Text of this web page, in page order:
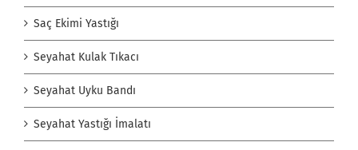
Saç Ekimi Yastığı
Seyahat Kulak Tıkacı
Seyahat Uyku Bandı
Seyahat Yastığı İmalatı